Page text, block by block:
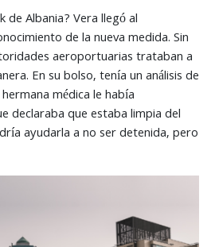
de Albania? Vera llegó al
de la nueva medida. Sin
aeroportuarias trataban a
En su bolso, tenía un análisis de
médica le había
declaraba que estaba limpia del
ayudarla a no ser detenida, pero